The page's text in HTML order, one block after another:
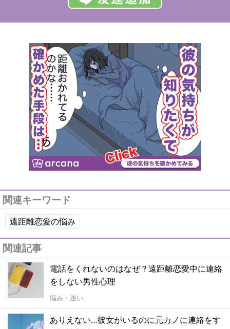
関連キーワード
遠距離恋愛の悩み
関連記事
電話をくれないのはなぜ？遠距離恋愛中に連絡
をしない男性心理
悩み・迷い
ありえない…彼女がいるのに元カノに連絡をす